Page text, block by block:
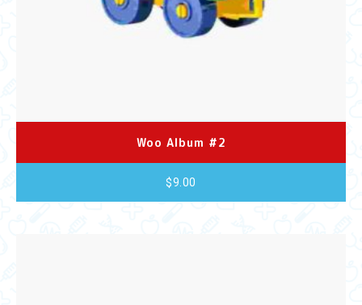
Woo Album #2
$9.00